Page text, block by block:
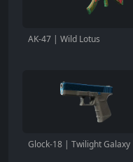
AK-47 | Wild Lotus
Glock-18 | Twilight Galaxy